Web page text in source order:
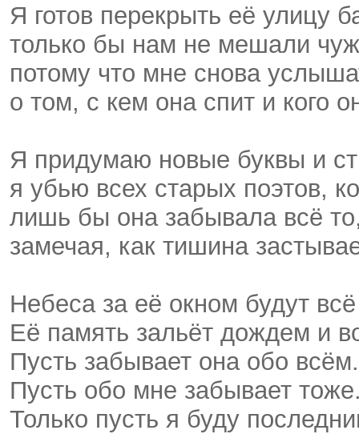
Я готов перекрыть её улицу
только бы нам не мешали
потому что мне снова
о том, с кем она спит и кого
Я придумаю новые буквы и
я убью всех старых поэтов,
лишь бы она забывала всё
замечая, как тишина
Небеса за её окном будут
Её память зальёт дождем и
Пусть забывает она обо
Пусть обо мне забывает
Только пусть я буду